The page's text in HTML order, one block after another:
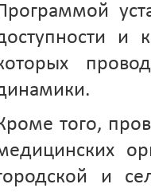
и
того,
и